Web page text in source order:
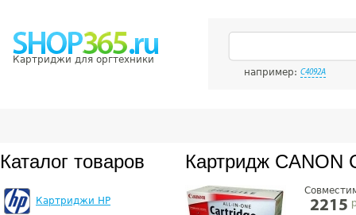
Картриджи для оргтехники
например: C4092A
Каталог товаров
Картриджи HP
Картридж CANON
2215